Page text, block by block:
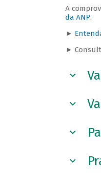
A
da ANP.
►
►